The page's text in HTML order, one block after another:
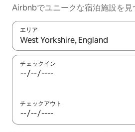
Airbnbでユニークな宿泊施設を見
エリア
検索結果が表示されたら、上下の
チェックイン
チェックアウト